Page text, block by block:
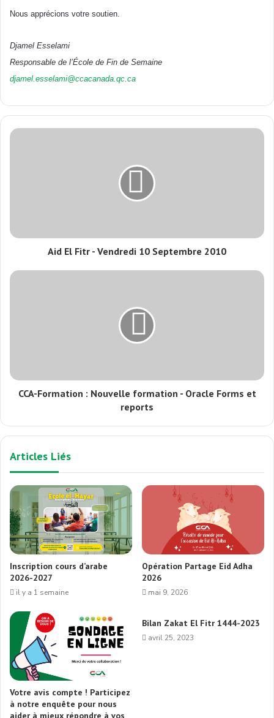
Nous apprécions votre soutien.
Djamel Esselami
Responsable de l’École de Fin de Semaine
djamel.esselami@ccacanada.qc.ca
Aid El Fitr - Vendredi 10 Septembre 2010
CCA-Formation : Nouvelle formation - Oracle Forms et
reports
Articles Liés
Inscription cours d’arabe
2026-2027
il y a 1 semaine
Opération Partage Eid Adha
2026
mai 9, 2026
Votre avis compte ! Participez
à notre enquête pour nous
aider à mieux répondre à vos
Bilan Zakat El Fitr 1444-2023
avril 25, 2023